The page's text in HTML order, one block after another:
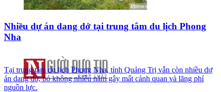
Nhiều dự án dang dở tại trung tâm du lịch Phong
Nha
Tại trung tâm du lịch Phong Nha, tỉnh Quảng Trị vẫn còn nhiều dự
án dang dở, bỏ không nhiều năm gây mất cảnh quan và lãng phí
nguồn lực.